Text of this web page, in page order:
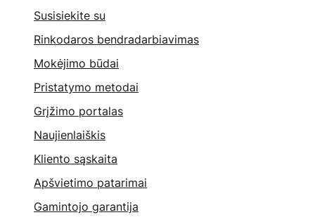
Susisiekite su
Rinkodaros bendradarbiavimas
Mokėjimo būdai
Pristatymo metodai
Grįžimo portalas
Naujienlaiškis
Kliento sąskaita
Apšvietimo patarimai
Gamintojo garantija